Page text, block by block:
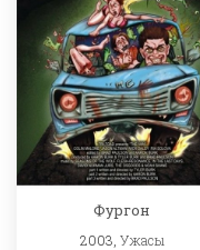
Фургон
2003, Ужасы